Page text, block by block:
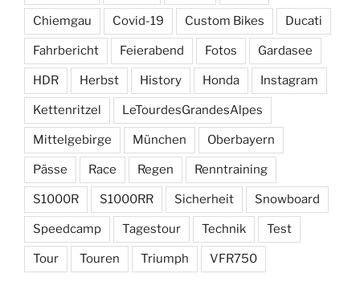
Chiemgau Covid-19 Custom Bikes Ducati
Fahrbericht Feierabend Fotos Gardasee
HDR Herbst History Honda Instagram
Kettenritzel LeTourdesGrandesAlpes
Mittelgebirge München Oberbayern
Pässe Race Regen Renntraining
S1000R S1000RR Sicherheit Snowboard
Speedcamp Tagestour Technik Test
Tour Touren Triumph VFR750